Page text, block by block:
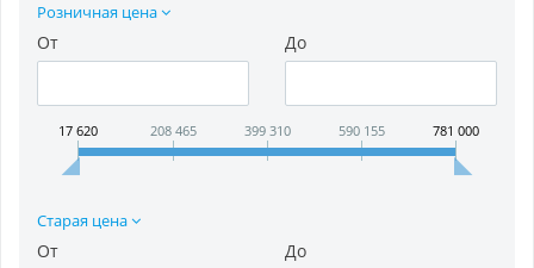
Розничная цена
От До
17 620 208 465 399 310 590 155 781 000
Старая цена
От До